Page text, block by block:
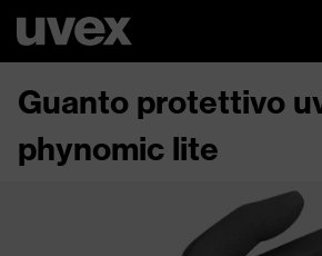
Guanto protettivo
phynomic lite